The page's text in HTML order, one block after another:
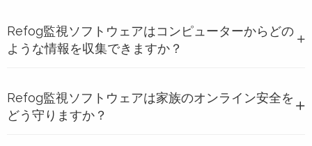
Refog監視ソフトウェアはコンピューターからどの
ような情報を収集できますか？
Refog監視ソフトウェアは家族のオンライン安全を
どう守りますか？